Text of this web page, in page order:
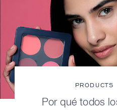
Por qué todos